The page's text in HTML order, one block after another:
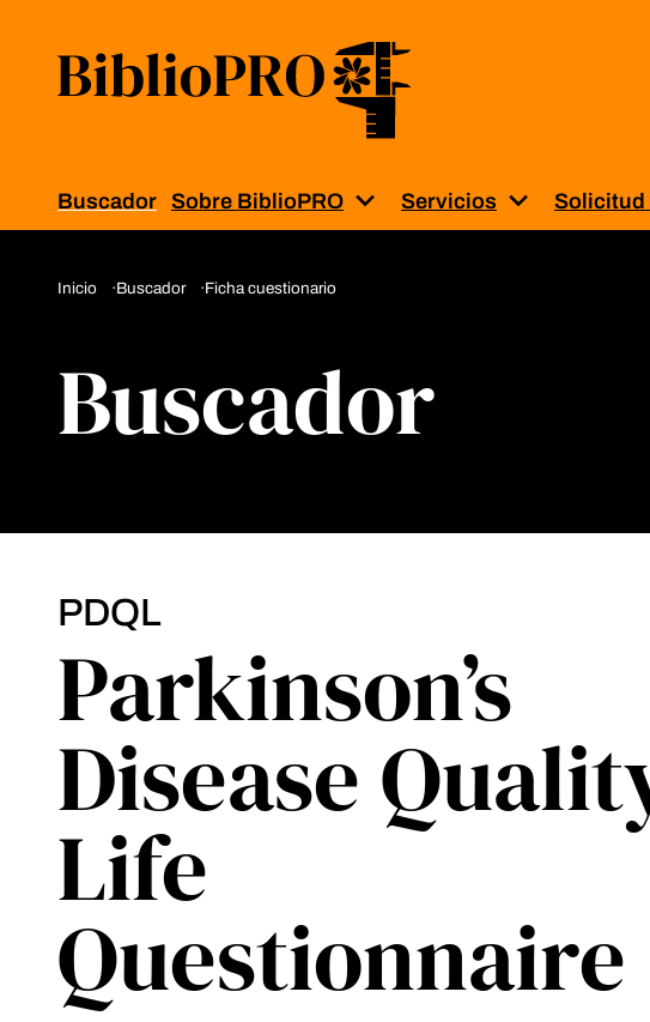
Buscador Sobre BiblioPRO Muestra el submenú para
Servicios Muestra el
Solicitud
Inicio Buscador Ficha cuestionario
Buscador
PDQL
Parkinson’s
Disease
Life
Questionnaire